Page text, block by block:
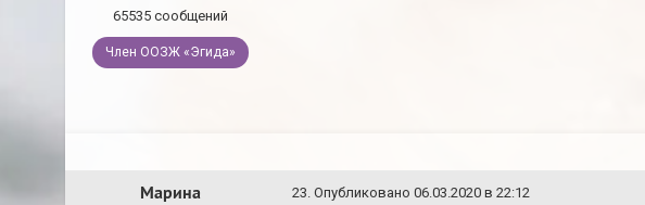
65535 сообщений
Член ООЗЖ «Эгида»
Марина 23. Опубликовано 06.03.2020 в 22:12